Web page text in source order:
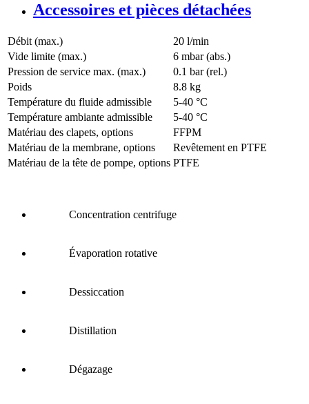
Accessoires et pièces détachées
Débit (max.)
20 l/min
Vide limite (max.)
6 mbar (abs.)
Pression de service max. (max.)
0.1 bar (rel.)
Poids
8.8 kg
Température du fluide admissible
5-40 °C
Température ambiante admissible
5-40 °C
Matériau des clapets, options
FFPM
Matériau de la membrane, options
Revêtement en PTFE
Matériau de la tête de pompe, options PTFE
Concentration centrifuge
Évaporation rotative
Dessiccation
Distillation
Dégazage